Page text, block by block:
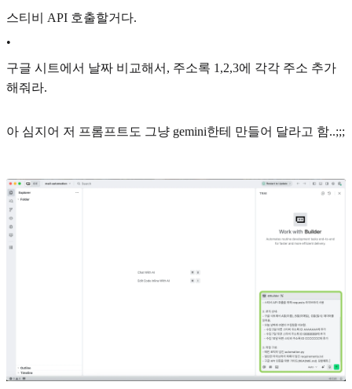
스티비 API 호출할거다.
•
구글 시트에서 날짜 비교해서, 주소록 1,2,3에 각각 주소 추가
해줘라.
아 심지어 저 프롬프트도 그냥 gemini한테 만들어 달라고 함..;;;